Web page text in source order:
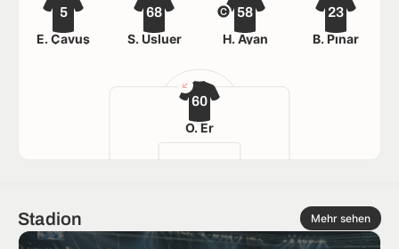
60
O. Er
5
E. Çavuş
68
S. Usluer
58
H. Ayan
23
B. Pınar
Stadion Mehr sehen